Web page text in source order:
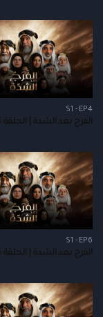
S1 - EP4
الفرج بعد الشدة | الحلقة 04
S1 - EP6
الفرج بعد الشدة | الحلقة 06